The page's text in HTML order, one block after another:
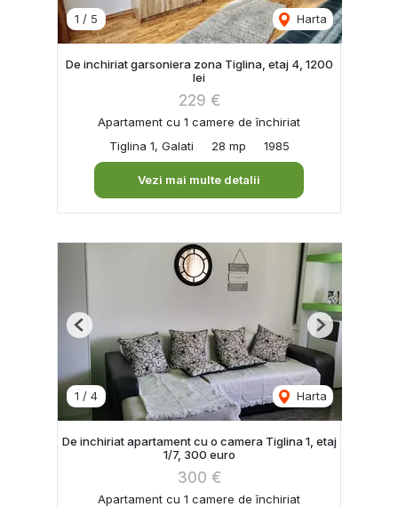
1 / 5 Harta
De inchiriat garsoniera zona Tiglina, etaj 4, 1200
lei
229 €
Apartament cu 1 camere de închiriat
Tiglina 1, Galati
28 mp 1985
Vezi mai multe detalii
1 / 4 Harta
Previous Next
De inchiriat apartament cu o camera Tiglina 1, etaj
1/7, 300 euro
300 €
Apartament cu 1 camere de închiriat